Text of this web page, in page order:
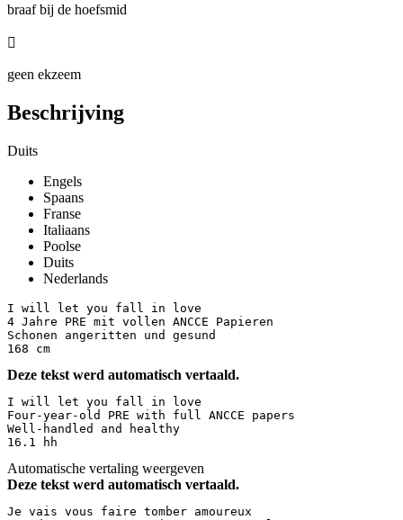
braaf bij de hoefsmid

geen ekzeem
Beschrijving
Duits
Engels
Spaans
Franse
Italiaans
Poolse
Duits
Nederlands
I will let you fall in love
4 Jahre PRE mit vollen ANCCE Papieren
Schonen angeritten und gesund
168 cm
Deze tekst werd automatisch vertaald.
I will let you fall in love
Four-year-old PRE with full ANCCE papers
Well-handled and healthy
16.1 hh
Automatische vertaling weergeven
Deze tekst werd automatisch vertaald.
Je vais vous faire tomber amoureux